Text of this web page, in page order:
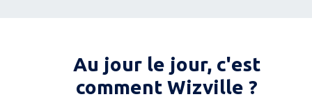
Au jour le jour, c'est
comment Wizville ?